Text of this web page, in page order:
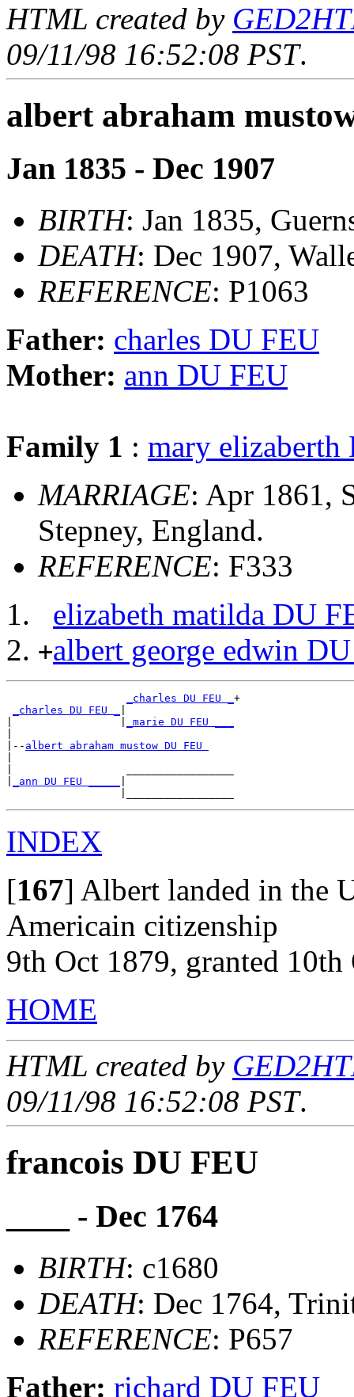
HTML created by
09/11/98 16:52:08 PST.
albert abraham
Jan 1835 - Dec 1907
BIRTH: Jan 1835,
DEATH: Dec 1907,
REFERENCE: P1063
Father: charles DU FEU
Mother: ann DU FEU
Family 1 : mary elizaberth
MARRIAGE: Apr 1861,
Stepney, England.
REFERENCE: F333
elizabeth matilda DU
+albert george edwin
_charles DU FEU _ +
_charles DU FEU _
_marie DU FEU ___
|-- albert abraham mustow DU FEU
_ann DU FEU _____
INDEX
[167] Albert landed in the
Americain citizenship
9th Oct 1879, granted 10th
HOME
HTML created by
09/11/98 16:52:08 PST.
francois DU FEU
____ - Dec 1764
BIRTH: c1680
DEATH: Dec 1764,
REFERENCE: P657
Father: richard DU FEU